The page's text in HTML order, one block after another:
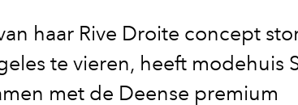
haar Rive Droite concept
te vieren, heeft modehuis
met de Deense premium